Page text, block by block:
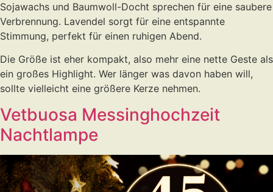
Sojawachs und Baumwoll-Docht sprechen für eine saubere
Verbrennung. Lavendel sorgt für eine entspannte
Stimmung, perfekt für einen ruhigen Abend.
Die Größe ist eher kompakt, also mehr eine nette Geste als
ein großes Highlight. Wer länger was davon haben will,
sollte vielleicht eine größere Kerze nehmen.
Vetbuosa Messinghochzeit
Nachtlampe